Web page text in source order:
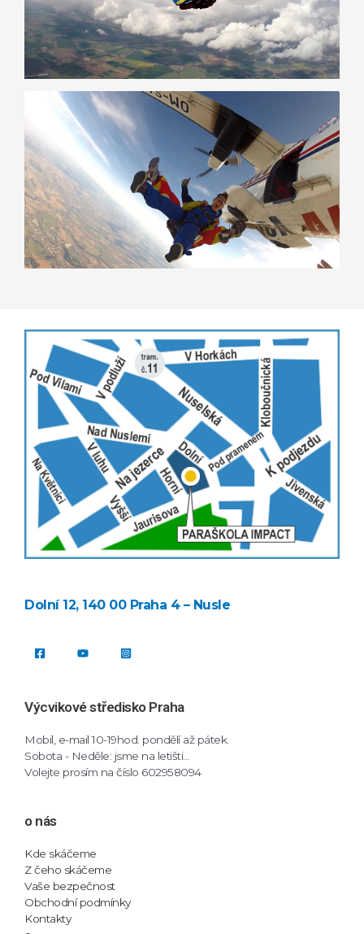
Dolní 12, 140 00 Praha 4 – Nusle
Výcvikové středisko Praha
Mobil, e-mail 10-19hod. pondělí až pátek.
Sobota - Neděle: jsme na letišti...
Volejte prosím na číslo 602958094
o nás
Kde skáčeme
Z čeho skáčeme
Vaše bezpečnost
Obchodní podmínky
Kontakty